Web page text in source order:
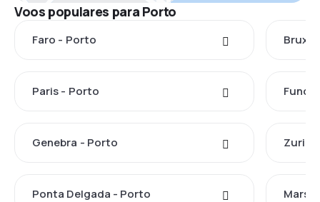
Voos populares para Porto
Faro - Porto
Paris - Porto
Genebra - Porto
Ponta Delgada - Porto